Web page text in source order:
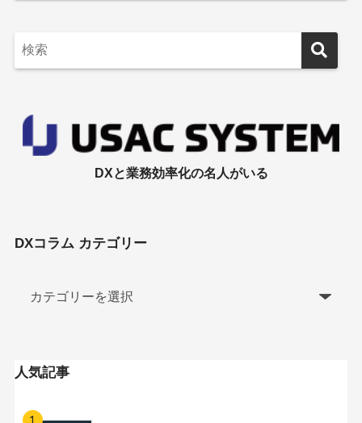
DXと業務効率化の名人がいる
DXコラム カテゴリー
人気記事